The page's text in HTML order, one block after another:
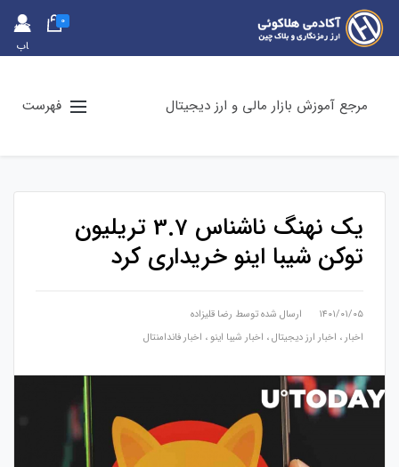
حس
اب
0
مرجع آموزش بازار مالی و ارز دیجیتال فهرست
یک نهنگ ناشناس 3.7 تریلیون
توکن شیبا اینو خریداری کرد
۱۴۰۱/۰۱/۰۵ ارسال شده توسط رضا قلیزاده
اخبار ، اخبار ارز دیجیتال، اخبار شیبا اینو ، اخبار فاندامنتال